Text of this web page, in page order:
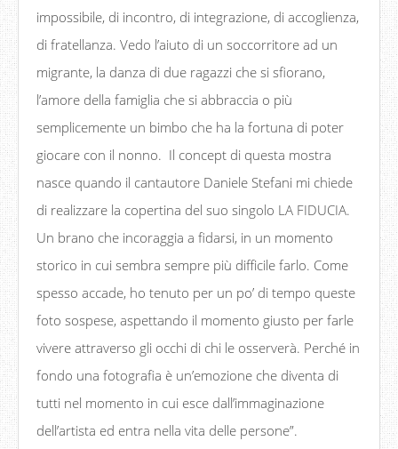
impossibile, di incontro, di integrazione, di accoglienza,
di fratellanza. Vedo l’aiuto di un soccorritore ad un
migrante, la danza di due ragazzi che si sfiorano,
l’amore della famiglia che si abbraccia o più
semplicemente un bimbo che ha la fortuna di poter
giocare con il nonno. Il concept di questa mostra
nasce quando il cantautore Daniele Stefani mi chiede
di realizzare la copertina del suo singolo LA FIDUCIA.
Un brano che incoraggia a fidarsi, in un momento
storico in cui sembra sempre più difficile farlo. Come
spesso accade, ho tenuto per un po’ di tempo queste
foto sospese, aspettando il momento giusto per farle
vivere attraverso gli occhi di chi le osserverà. Perché in
fondo una fotografia è un’emozione che diventa di
tutti nel momento in cui esce dall’immaginazione
dell’artista ed entra nella vita delle persone”.